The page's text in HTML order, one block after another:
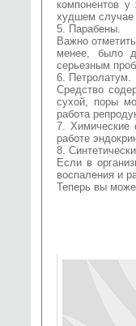
компонентов
худшем случае
5. Парабены.
Важно
менее, было
серьезным
6. Петролатум.
Средство
сухой, поры
работа
7. Химические
работе
8.
Если в
воспаления и
Теперь вы